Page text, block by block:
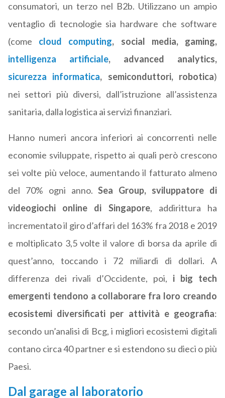
consumatori, un terzo nel B2b. Utilizzano un ampio
ventaglio di tecnologie sia hardware che software
(come cloud computing, social media, gaming,
intelligenza artificiale, advanced analytics,
sicurezza informatica, semiconduttori, robotica)
nei settori più diversi, dall’istruzione all’assistenza
sanitaria, dalla logistica ai servizi finanziari.
Hanno numeri ancora inferiori ai concorrenti nelle
economie sviluppate, rispetto ai quali però crescono
sei volte più veloce, aumentando il fatturato almeno
del 70% ogni anno.Sea Group, sviluppatore di
videogiochi online di Singapore, addirittura ha
incrementato il giro d’affari del 163% fra 2018 e 2019
e moltiplicato 3,5 volte il valore di borsa da aprile di
quest’anno, toccando i 72 miliardi di dollari. A
differenza dei rivali d’Occidente, poi, i big tech
emergenti tendono a collaborare fra loro creando
ecosistemi diversificati per attività e geografia:
secondo un’analisi di Bcg, i migliori ecosistemi digitali
contano circa 40 partner e si estendono su dieci o più
Paesi.
Dal garage al laboratorio